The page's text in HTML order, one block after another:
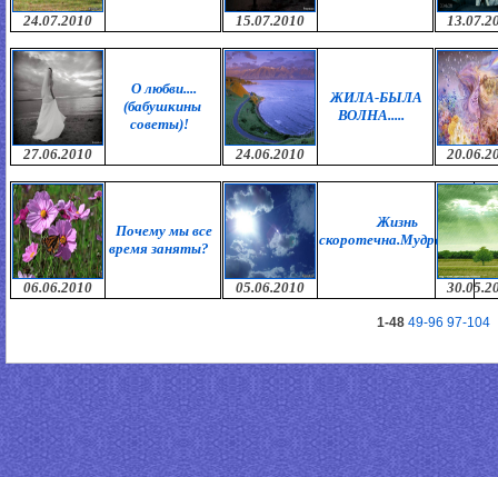
24.07.2010 15.07.2010
27.06.2010
О любви....
(бабушкины
советы)!
24.06.2010
ЖИЛА-БЫЛА
ВОЛНА.....
06.06.2010
Почему мы все
время заняты?
05.06.2010
Жизнь
скоротечна.Мудрость!
1-48 49-96 97-104